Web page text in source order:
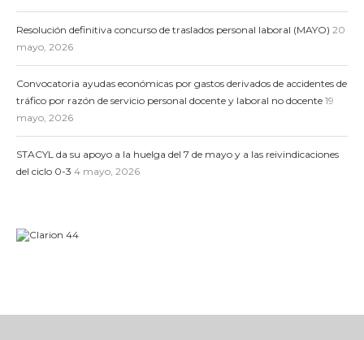
Resolución definitiva concurso de traslados personal laboral (MAYO) 20
mayo, 2026
Convocatoria ayudas económicas por gastos derivados de accidentes de
tráfico por razón de servicio personal docente y laboral no docente 19
mayo, 2026
STACYL da su apoyo a la huelga del 7 de mayo y a las reivindicaciones
del ciclo 0-3 4 mayo, 2026